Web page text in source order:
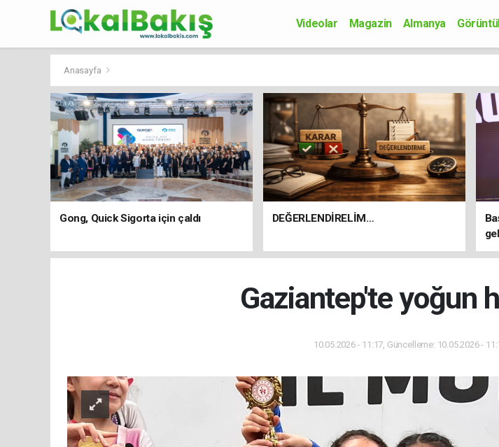
Videolar Magazin Almanya
Anasayfa
Gong, Quick Sigorta için çaldı DEĞERLENDİRELİM…
Gaziantep'te yoğun
10.05.2026 - 11:17, Güncelleme: 10.05.2026 -